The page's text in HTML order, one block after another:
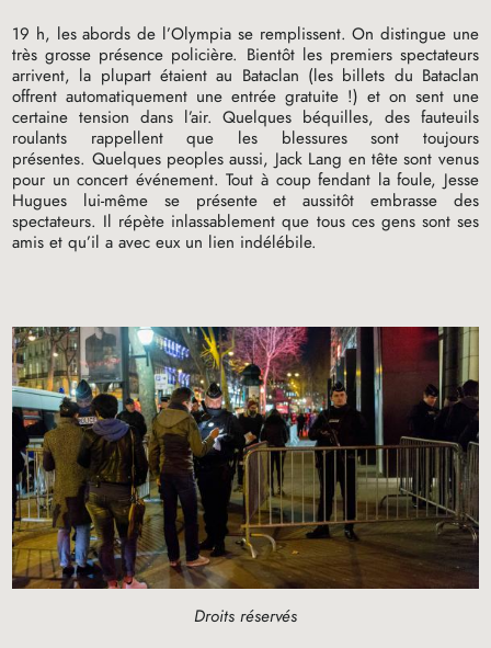
19 h, les abords de l’Olympia se remplissent. On distingue une
très grosse présence policière. Bientôt les premiers spectateurs
arrivent, la plupart étaient au Bataclan (les billets du Bataclan
offrent automatiquement une entrée gratuite !) et on sent une
certaine tension dans l’air. Quelques béquilles, des fauteuils
roulants rappellent que les blessures sont toujours
présentes. Quelques peoples aussi, Jack Lang en tête sont venus
pour un concert événement. Tout à coup fendant la foule, Jesse
Hugues lui-même se présente et aussitôt embrasse des
spectateurs. Il répète inlassablement que tous ces gens sont ses
amis et qu’il a avec eux un lien indélébile.
Droits réservés